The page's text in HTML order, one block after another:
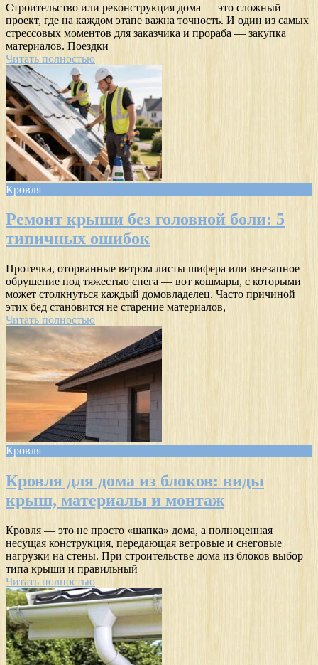
Строительство или реконструкция дома — это сложный
проект, где на каждом этапе важна точность. И один из самых
стрессовых моментов для заказчика и прораба — закупка
материалов. Поездки
Читать полностью
Кровля
Ремонт крыши без головной боли: 5
типичных ошибок
Протечка, оторванные ветром листы шифера или внезапное
обрушение под тяжестью снега — вот кошмары, с которыми
может столкнуться каждый домовладелец. Часто причиной
этих бед становится не старение материалов,
Читать полностью
Кровля
Кровля для дома из блоков: виды
крыш, материалы и монтаж
Кровля — это не просто «шапка» дома, а полноценная
несущая конструкция, передающая ветровые и снеговые
нагрузки на стены. При строительстве дома из блоков выбор
типа крыши и правильный
Читать полностью